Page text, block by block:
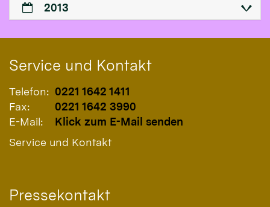
2013
Service und Kontakt
Telefon: 0221 1642 1411
Fax:
0221 1642 3990
E-Mail:
Klick zum E-Mail senden
Service und Kontakt
Pressekontakt